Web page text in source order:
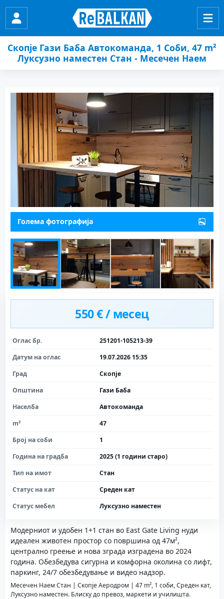
Скопје Гази Баба Автокоманда, 1 Соби, 47 m²
Луксузно наместен Стан - Месечен Наем
Голема фотографија
Модерниот и удобен 1+1 стан во East Gate Living нуди
идеален животен простор со површина од 47м²,
централно греење и нова зграда изградена во 2024
година. Обезбедува сигурна и комфорна околина со лифт,
паркинг, 24/7 обезбедување и видео надзор.
Месечен Наем Стан | Скопје Аеродром | 47 m², 1 соби, Среден кат,
Луксузно наместен. Блиску до превоз, маркети и училишта.
550 € / месец
Оглас бр.
251201-105213-39
Датум на оглас
19.07.2026 15:35
Град
Скопје
Општина
Гази Баба
Населба
Автокоманда
m²
47
Број на соби
1
Година на градба
2025 (1 години старо)
Тип на имот
Стан
Статус на кат
Среден кат
Статус мебел
Луксузно наместен